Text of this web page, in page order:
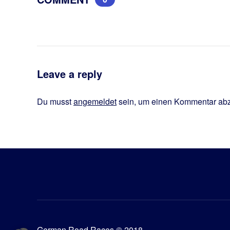
Leave a reply
Du musstangemeldetsein, um einen Kommentar